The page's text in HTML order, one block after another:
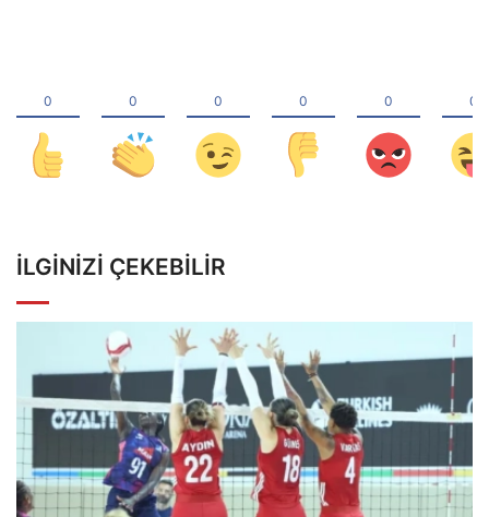
İLGINIZI ÇEKEBILIR